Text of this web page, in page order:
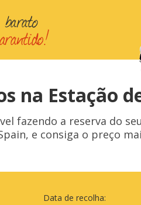
na Estação
fazendo a reserva do
e consiga o preço
Data de recolha: